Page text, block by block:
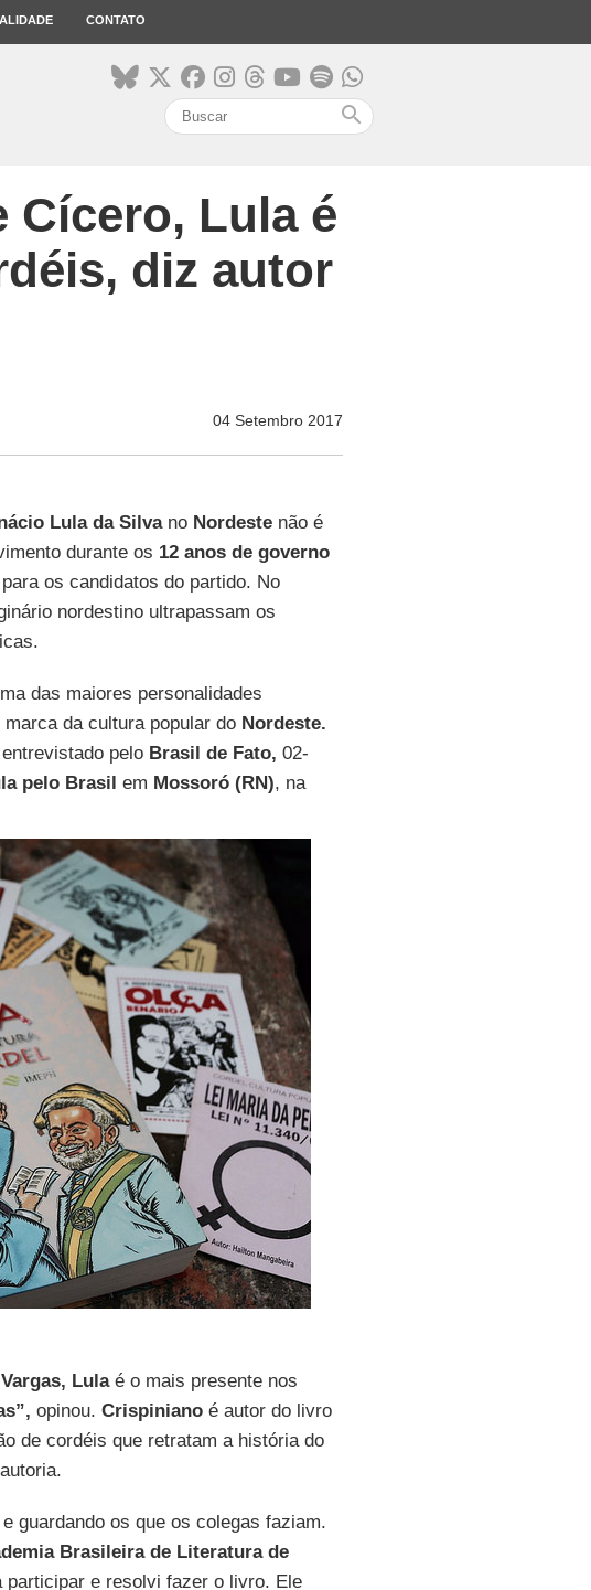
CONTATO
search
Cícero, Lula é
diz autor
04 Setembro 2017
Lula da Silvano Nordestenão é
durante os 12 anos de governo
os candidatos do partido. No
nordestino ultrapassam os
das maiores personalidades
marca da cultura popular do Nordeste.
entrevistado peloBrasil de Fato, 02-
pelo Brasil em Mossoró (RN), na
Lulaé o mais presente nos
opinou. Crispinianoé autor do livro
de cordéis que retratam a história do
guardando os que os colegas faziam.
Brasileira de Literatura de
e resolvi fazer o livro. Ele